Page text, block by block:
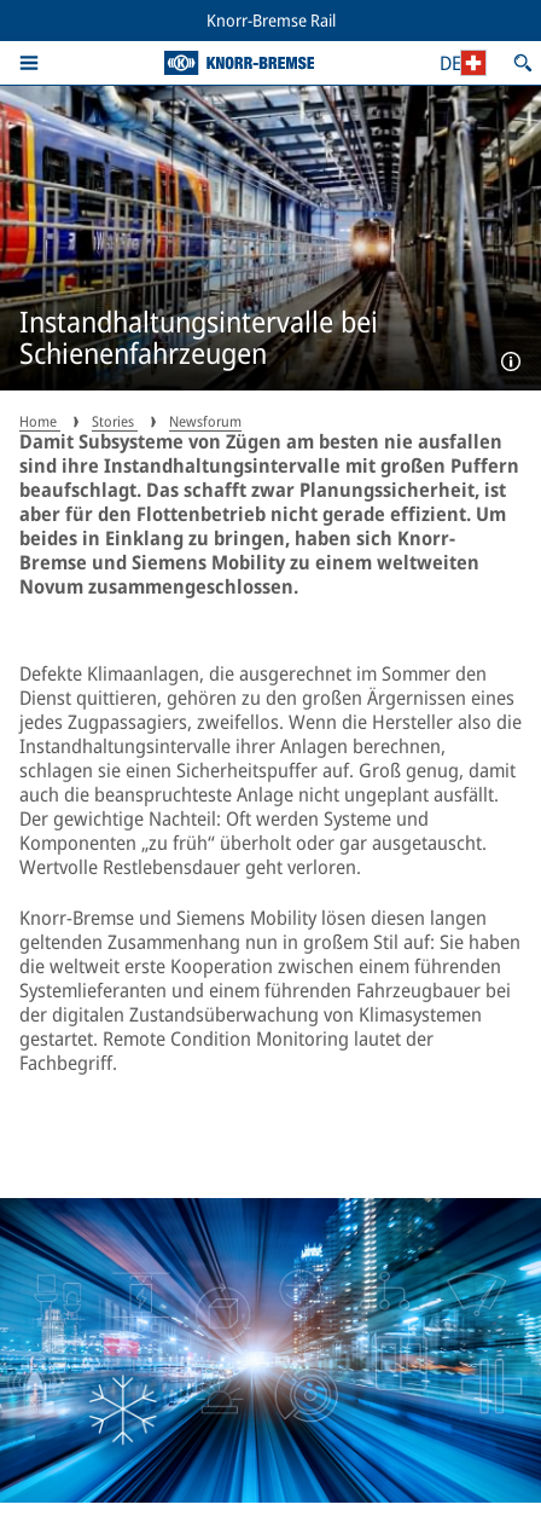
Knorr-Bremse Rail
DE
Instandhaltungsintervalle bei
Schienenfahrzeugen
Home Stories Newsforum
Damit Subsysteme von Zügen am besten nie ausfallen
sind ihre Instandhaltungsintervalle mit großen Puffern
beaufschlagt. Das schafft zwar Planungssicherheit, ist
aber für den Flottenbetrieb nicht gerade effizient. Um
beides in Einklang zu bringen, haben sich Knorr-
Bremse und Siemens Mobility zu einem weltweiten
Novum zusammengeschlossen.
Defekte Klimaanlagen, die ausgerechnet im Sommer den
Dienst quittieren, gehören zu den großen Ärgernissen eines
jedes Zugpassagiers, zweifellos. Wenn die Hersteller also die
Instandhaltungsintervalle ihrer Anlagen berechnen,
schlagen sie einen Sicherheitspuffer auf. Groß genug, damit
auch die beanspruchteste Anlage nicht ungeplant ausfällt.
Der gewichtige Nachteil: Oft werden Systeme und
Komponenten „zu früh“ überholt oder gar ausgetauscht.
Wertvolle Restlebensdauer geht verloren.
Knorr-Bremse und Siemens Mobility lösen diesen langen
geltenden Zusammenhang nun in großem Stil auf: Sie haben
die weltweit erste Kooperation zwischen einem führenden
Systemlieferanten und einem führenden Fahrzeugbauer bei
der digitalen Zustandsüberwachung von Klimasystemen
gestartet. Remote Condition Monitoring lautet der
Fachbegriff.